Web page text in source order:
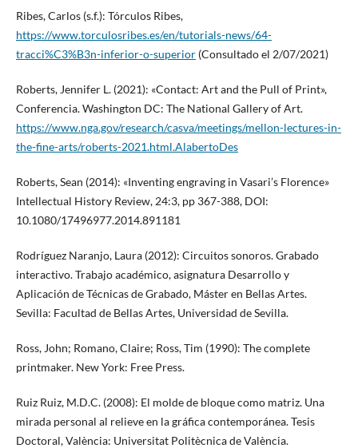
Ribes, Carlos (s.f.): Tórculos Ribes,
https://www.torculosribes.es/en/tutorials-news/64-
tracci%C3%B3n-inferior-o-superior(Consultado el 2/07/2021)
Roberts, Jennifer L. (2021): «Contact: Art and the Pull of Print»,
Conferencia. Washington DC: The National Gallery of Art.
https://www.nga.gov/research/casva/meetings/mellon-lectures-in-
the-fine-arts/roberts-2021.html.AlabertoDes
Roberts, Sean (2014): «Inventing engraving in Vasari’s Florence»
Intellectual History Review, 24:3, pp 367-388, DOI:
10.1080/17496977.2014.891181
Rodríguez Naranjo, Laura (2012): Circuitos sonoros. Grabado
interactivo. Trabajo académico, asignatura Desarrollo y
Aplicación de Técnicas de Grabado, Máster en Bellas Artes.
Sevilla: Facultad de Bellas Artes, Universidad de Sevilla.
Ross, John; Romano, Claire; Ross, Tim (1990): The complete
printmaker. New York: Free Press.
Ruiz Ruiz, M.D.C. (2008): El molde de bloque como matriz. Una
mirada personal al relieve en la gráfica contemporánea. Tesis
Doctoral, València: Universitat Politècnica de València.